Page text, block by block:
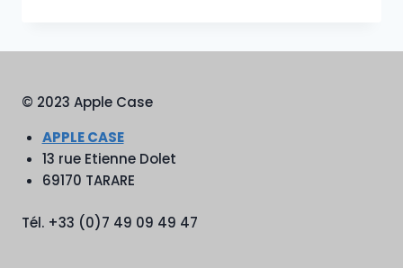
© 2023 Apple Case
APPLE CASE
13 rue Etienne Dolet
69170 TARARE
Tél. +33 (0)7 49 09 49 47